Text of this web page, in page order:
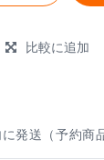
比較に追加
発送（予約商